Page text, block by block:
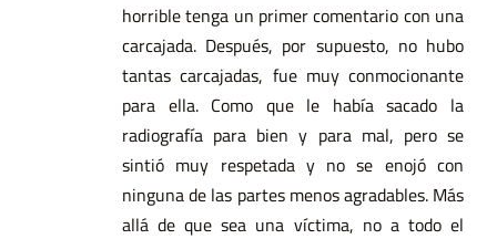
horrible tenga un primer comentario con una
carcajada. Después, por supuesto, no hubo
tantas carcajadas, fue muy conmocionante
para ella. Como que le había sacado la
radiografía para bien y para mal, pero se
sintió muy respetada y no se enojó con
ninguna de las partes menos agradables. Más
allá de que sea una víctima, no a todo el